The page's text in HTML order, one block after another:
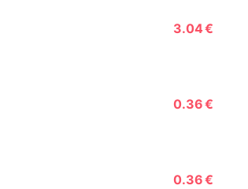
3.04 €
0.36 €
0.36 €